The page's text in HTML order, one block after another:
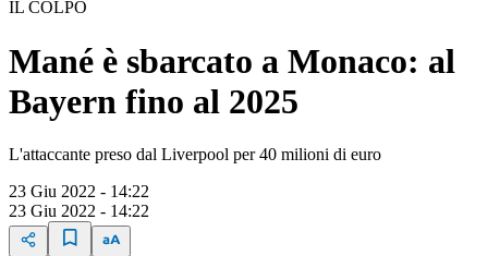
IL COLPO
Mané è sbarcato a Monaco: al
Bayern fino al 2025
L'attaccante preso dal Liverpool per 40 milioni di euro
23 Giu 2022 - 14:22
23 Giu 2022 - 14:22